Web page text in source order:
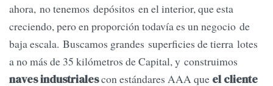
ahora, no tenemos depósitos en el interior, que esta
creciendo, pero en proporción todavía es un negocio de
baja escala. Buscamos grandes superficies de tierra lotes
a no más de 35 kilómetros de Capital, y construimos
naves industrialescon estándares AAA que el cliente